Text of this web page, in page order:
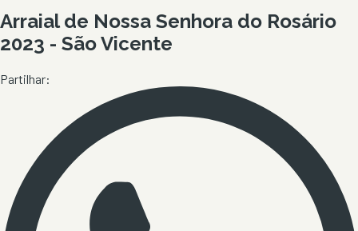
Arraial de Nossa Senhora do Rosário
2023 - São Vicente
Partilhar: